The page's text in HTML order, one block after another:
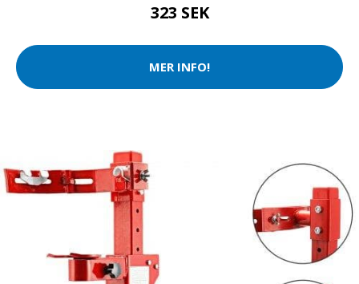
323 SEK
MER INFO!